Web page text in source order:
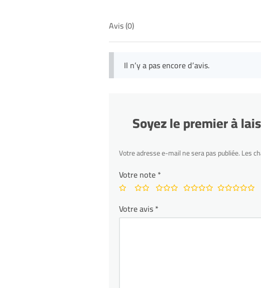
Avis (0)
Il n’y a pas encore d’avis.
Soyez le premier à
Votre adresse e-mail ne sera pas publiée.Les
Votre note*
Votre avis*